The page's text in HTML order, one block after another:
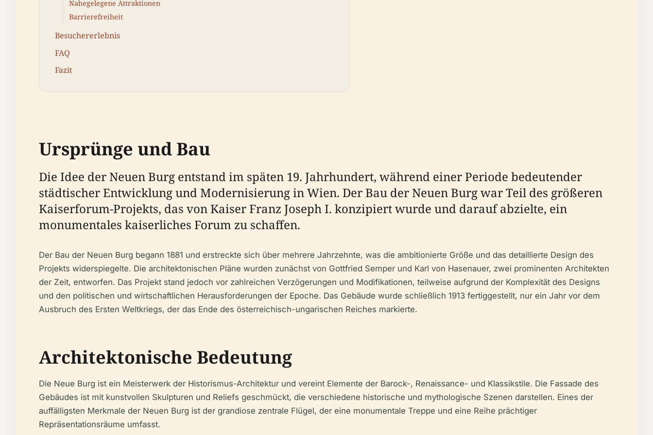
Nahegelegene Attraktionen
Barrierefreiheit
Besuchererlebnis
FAQ
Fazit
Ursprünge und Bau
Die Idee der Neuen Burg entstand im späten 19. Jahrhundert, während einer Periode bedeutender
städtischer Entwicklung und Modernisierung in Wien. Der Bau der Neuen Burg war Teil des größeren
Kaiserforum-Projekts, das von Kaiser Franz Joseph I. konzipiert wurde und darauf abzielte, ein
monumentales kaiserliches Forum zu schaffen.
Der Bau der Neuen Burg begann 1881 und erstreckte sich über mehrere Jahrzehnte, was die ambitionierte Größe und das detaillierte Design des
Projekts widerspiegelte. Die architektonischen Pläne wurden zunächst von Gottfried Semper und Karl von Hasenauer, zwei prominenten Architekten
der Zeit, entworfen. Das Projekt stand jedoch vor zahlreichen Verzögerungen und Modifikationen, teilweise aufgrund der Komplexität des Designs
und den politischen und wirtschaftlichen Herausforderungen der Epoche. Das Gebäude wurde schließlich 1913 fertiggestellt, nur ein Jahr vor dem
Ausbruch des Ersten Weltkriegs, der das Ende des österreichisch-ungarischen Reiches markierte.
Architektonische Bedeutung
Die Neue Burg ist ein Meisterwerk der Historismus-Architektur und vereint Elemente der Barock-, Renaissance- und Klassikstile. Die Fassade des
Gebäudes ist mit kunstvollen Skulpturen und Reliefs geschmückt, die verschiedene historische und mythologische Szenen darstellen. Eines der
auffälligsten Merkmale der Neuen Burg ist der grandiose zentrale Flügel, der eine monumentale Treppe und eine Reihe prächtiger
Repräsentationsräume umfasst.